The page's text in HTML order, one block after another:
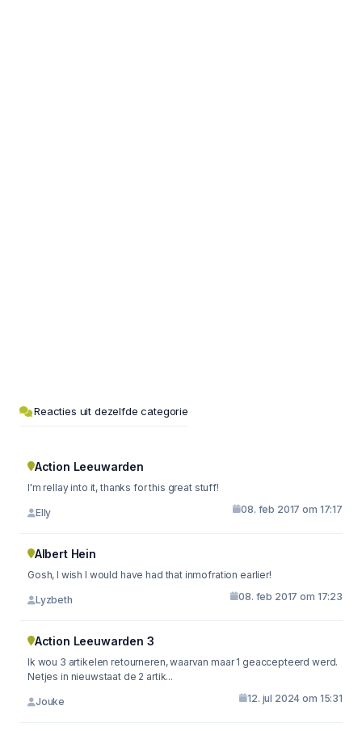
Reacties uit dezelfde categorie
Action Leeuwarden
I'm rellay into it, thanks for this great stuff!
Elly 08. feb 2017 om 17:17
Albert Hein
Gosh, I wish I would have had that inmofration earlier!
Lyzbeth 08. feb 2017 om 17:23
Action Leeuwarden 3
Ik wou 3 artikelen retourneren, waarvan maar 1 geaccepteerd werd.
Netjes in nieuwstaat de 2 artik...
Jouke 12. jul 2024 om 15:31